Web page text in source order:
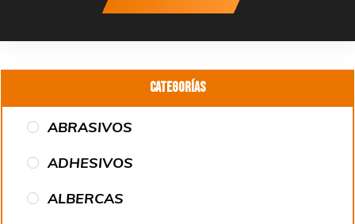
Categorías
ABRASIVOS
ADHESIVOS
ALBERCAS